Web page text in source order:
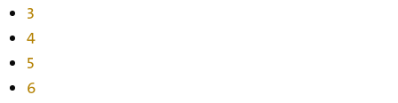
3
4
5
6